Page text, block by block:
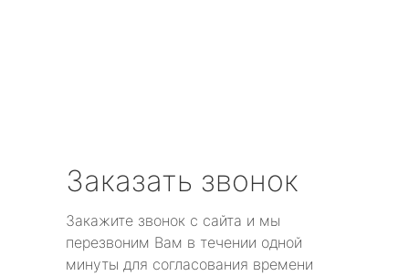
Заказать звонок
Закажите звонок с сайта и мы
перезвоним Вам в течении одной
минуты для согласования времени